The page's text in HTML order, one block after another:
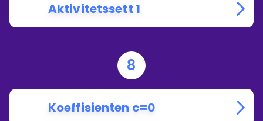
Aktivitetssett 1
8
Koeffisienten c=0